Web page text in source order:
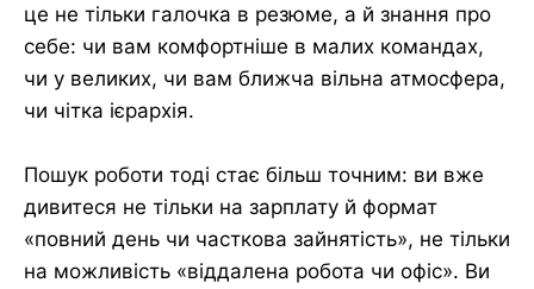
це не тільки галочка в резюме, а й знання про
себе: чи вам комфортніше в малих командах,
чи у великих, чи вам ближча вільна атмосфера,
чи чітка ієрархія.
Пошук роботи тоді стає більш точним: ви вже
дивитеся не тільки на зарплату й формат
«повний день чи часткова зайнятість», не тільки
на можливість «віддалена робота чи офіс». Ви